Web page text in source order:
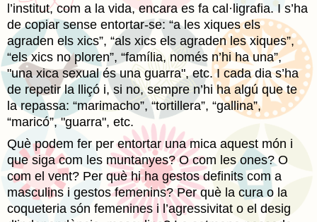
l’institut, com a la vida, encara es fa cal·ligrafia. I s’ha
de copiar sense entortar-se: “a les xiques els
agraden els xics”, “als xics els agraden les xiques”,
“els xics no ploren”, “família, només n’hi ha una”,
"una xica sexual és una guarra", etc. I cada dia s’ha
de repetir la lliçó i, si no, sempre n’hi ha algú que te
la repassa: “marimacho”, “tortillera”, “gallina”,
“maricó”, "guarra", etc.
Què podem fer per entortar una mica aquest món i
que siga com les muntanyes? O com les ones? O
com el vent? Per què hi ha gestos definits com a
masculins i gestos femenins? Per què la cura o la
coqueteria són femenines i l’agressivitat o el desig